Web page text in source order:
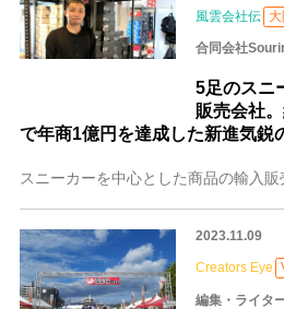
風雲会社伝
合同会社
5足のスニ
販売会社
で年商1億円を達成した新進気鋭
2023.11.09
Creators Eye
編集・ライタ